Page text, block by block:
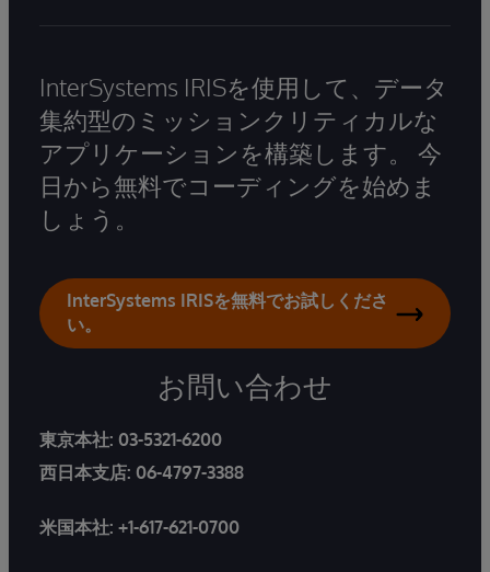
InterSystems IRISを使用して、データ
集約型のミッションクリティカルな
アプリケーションを構築します。 今
日から無料でコーディングを始めま
しょう。
InterSystems IRISを無料でお試しくださ
い。
お問い合わせ
東京本社: 03-5321-6200
西日本支店: 06-4797-3388
米国本社: +1-617-621-0700